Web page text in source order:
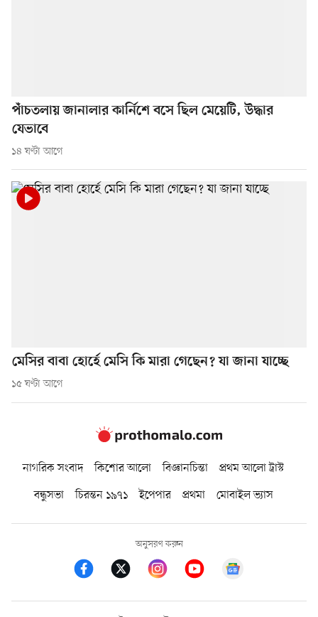
পাঁচতলায় জানালার কার্নিশে বসে ছিল মেয়েটি, উদ্ধার
যেভাবে
১৪ ঘণ্টা আগে
মেসির বাবা হোর্হে মেসি কি মারা গেছেন? যা জানা যাচ্ছে
১৫ ঘণ্টা আগে
নাগরিক সংবাদ কিশোর আলো বিজ্ঞানচিন্তা
প্রথম আলো ট্রাস্ট
বন্ধুসভা
চিরন্তন ১৯৭১ ইপেপার প্রথমা মোবাইল ভ্যাস
অনুসরণ করুন